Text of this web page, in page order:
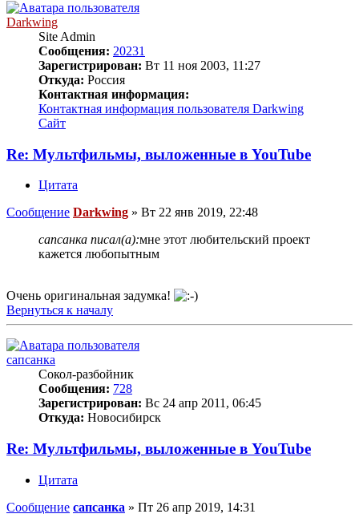
Darkwing
Site Admin
Сообщения: 20231
Зарегистрирован: Вт 11 ноя 2003, 11:27
Откуда: Россия
Контактная информация:
Контактная информация пользователя Darkwing
Сайт
Re: Мультфильмы, выложенные в YouTube
Цитата
Сообщение Darkwing » Вт 22 янв 2019, 22:48
сапсанка писал(а):мне этот любительский проект
кажется любопытным
Очень оригинальная задумка!
Вернуться к началу
сапсанка
Сокол-разбойник
Сообщения: 728
Зарегистрирован: Вс 24 апр 2011, 06:45
Откуда: Новосибирск
Re: Мультфильмы, выложенные в YouTube
Цитата
Сообщение сапсанка » Пт 26 апр 2019, 14:31